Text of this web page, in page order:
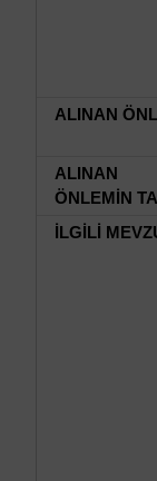
ALINAN
ALINAN
ÖNLEMİN
İLGİLİ